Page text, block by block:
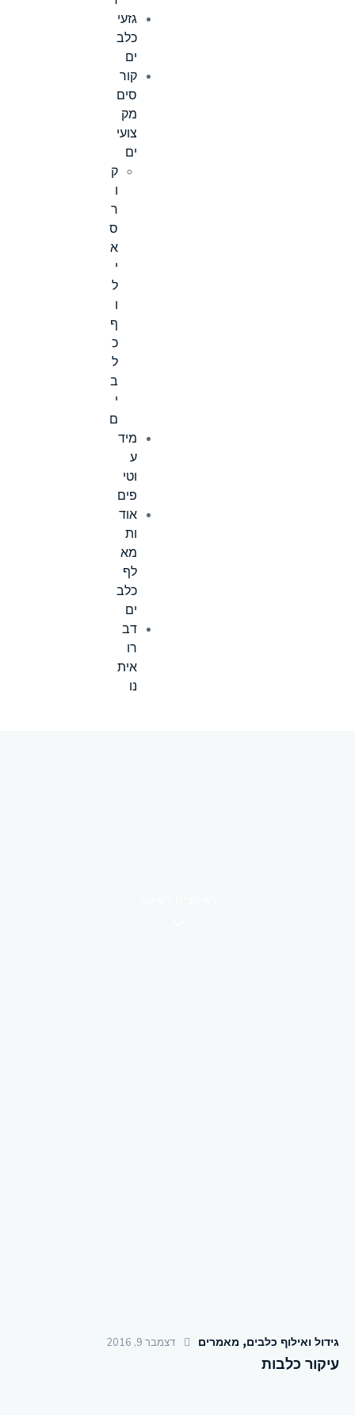
גזעי
כלב
ים
קור
סים
מק
צועי
ים
ק
ו
ר
ס
א
י
ל
ו
ף
כ
ל
ב
י
ם
מיד
ע
וטי
פים
אוד
ות
מא
לף
כלב
ים
דב
רו
אית
נו
גידול ואילוף כלבים, מאמרים דצמבר 9, 2016
עיקור כלבות